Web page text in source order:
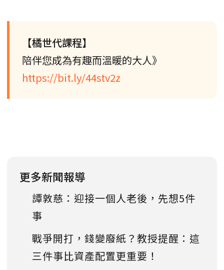
【橘世代課程】
陪伴您成為有趣而溫暖的大人》
https://bit.ly/44stv2z
更多新聞報導
譚敦慈：迎接一個人老後，先想5件
事
戰爭開打，錢變廢紙？教授提醒：這
三件事比資產配置更重要！